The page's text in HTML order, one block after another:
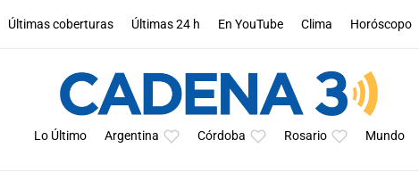
Últimas coberturas Últimas 24 h En YouTube Clima Horóscopo
Lo Último Argentina Córdoba Rosario Mundo